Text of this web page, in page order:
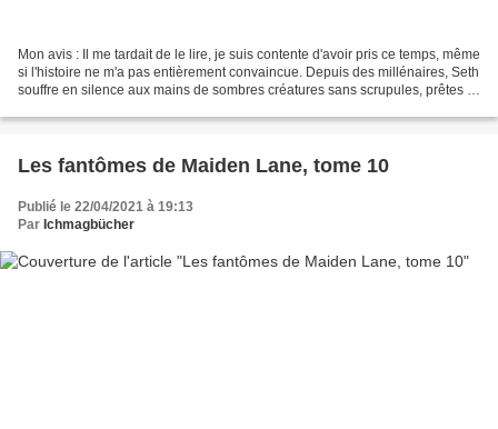
Mon avis : Il me tardait de le lire, je suis contente d'avoir pris ce temps, même
si l'histoire ne m'a pas entièrement convaincue. Depuis des millénaires, Seth
souffre en silence aux mains de sombres créatures sans scrupules, prêtes à
Les fantômes de Maiden Lane, tome 10
Publié le 22/04/2021 à 19:13
Par Ichmagbücher